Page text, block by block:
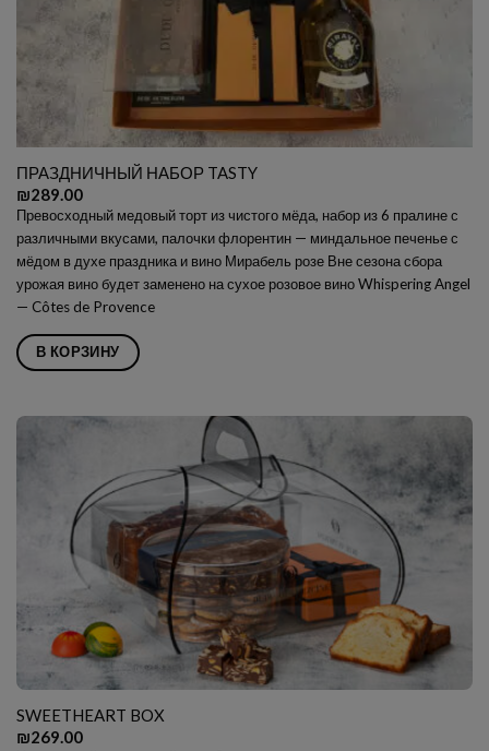
ПРАЗДНИЧНЫЙ НАБОР TASTY
₪289.00
Превосходный медовый торт из чистого мёда, набор из 6 пралине с
различными вкусами, палочки флорентин — миндальное печенье с
мёдом в духе праздника и вино Мирабель розе Вне сезона сбора
урожая вино будет заменено на сухое розовое вино Whispering Angel
— Côtes de Provence
В КОРЗИНУ
SWEETHEART BOX
₪269.00